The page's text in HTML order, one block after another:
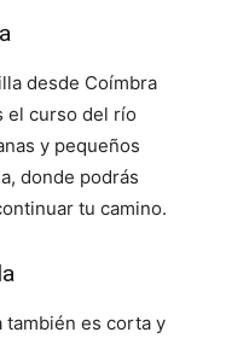
desde Coímbra
el curso del río
y pequeños
donde podrás
tu camino.
también es corta y